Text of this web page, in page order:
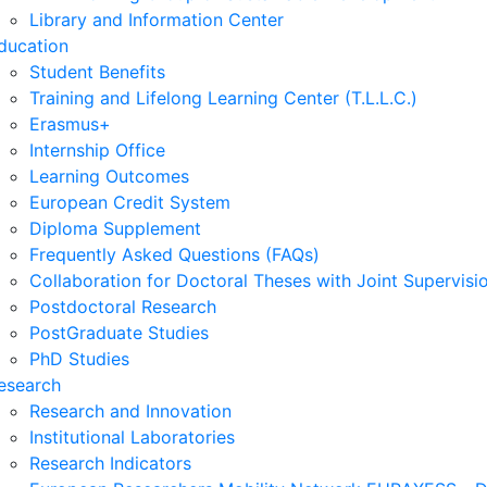
Library and Information Center
Student Benefits
Training and Lifelong Learning Center (T.L.L.C.)
Erasmus+
Internship Office
Learning Outcomes
European Credit System
Diploma Supplement
Frequently Asked Questions (FAQs)
Collaboration for Doctoral Theses with Joint
Postdoctoral Research
PostGraduate Studies
PhD Studies
Research and Innovation
Institutional Laboratories
Research Indicators